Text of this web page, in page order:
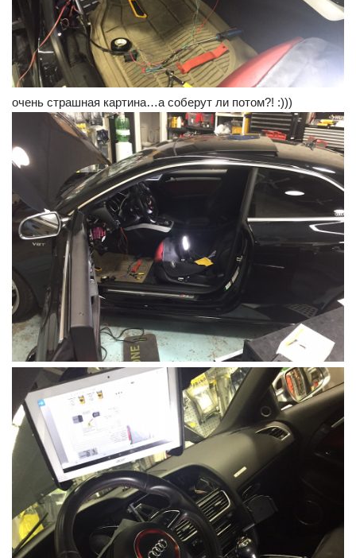
очень страшная картина…а соберут ли потом?! :)))